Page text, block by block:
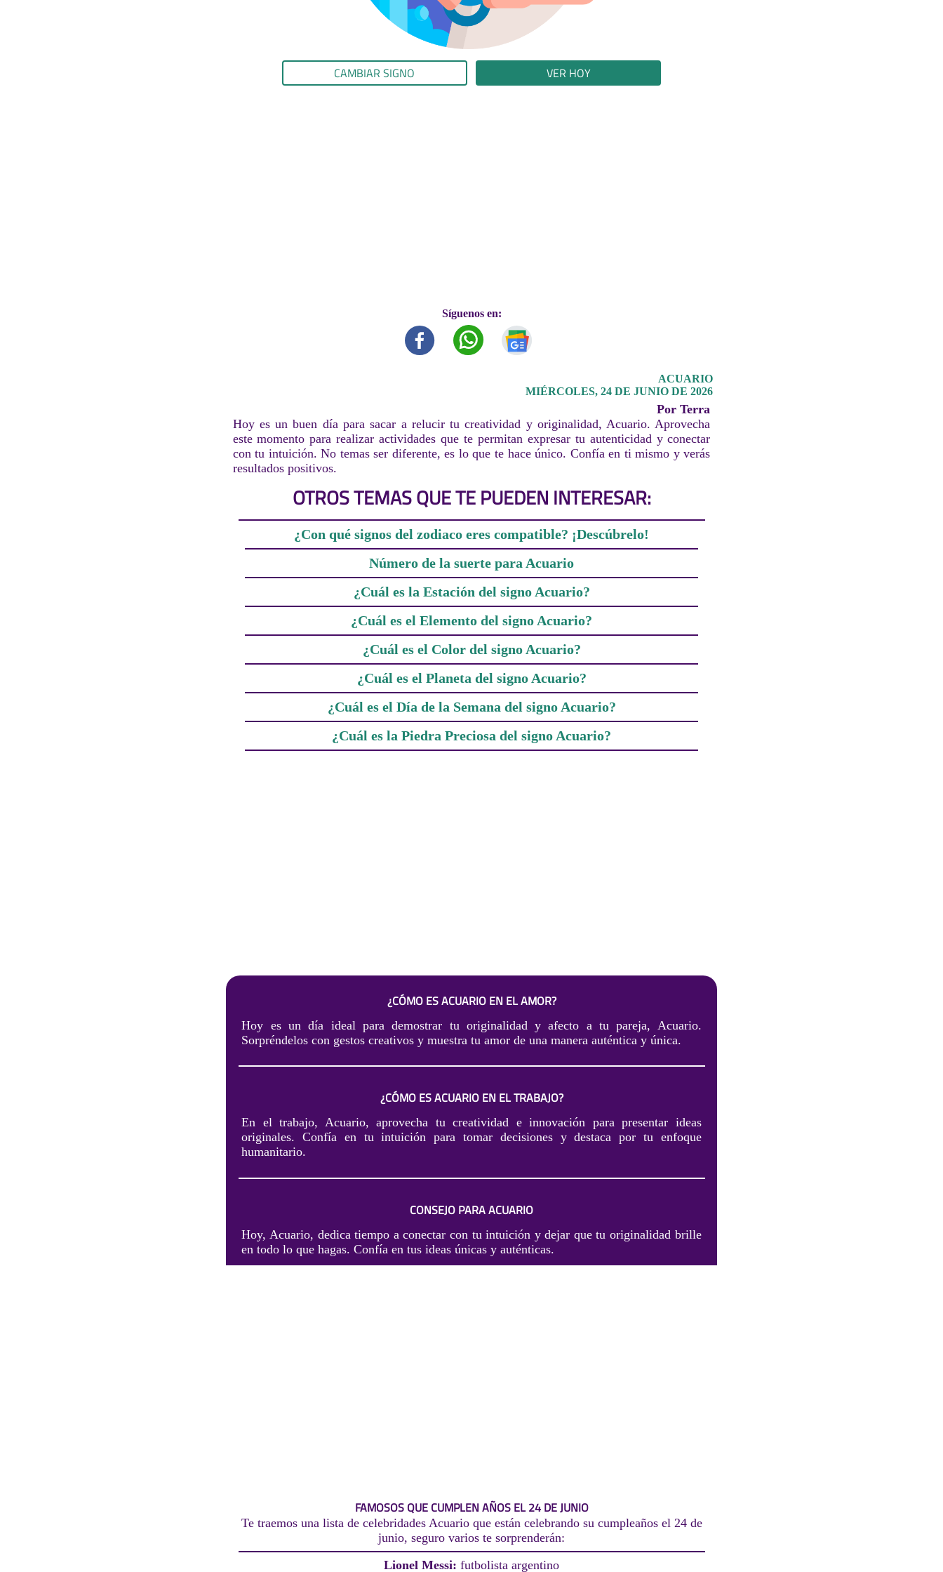
CAMBIAR SIGNO VER HOY
Síguenos en:
ACUARIO
MIÉRCOLES, 24 DE JUNIO DE 2026
Por Terra
Hoy es un buen día para sacar a relucir tu creatividad y originalidad, Acuario. Aprovecha
este momento para realizar actividades que te permitan expresar tu autenticidad y conectar
con tu intuición. No temas ser diferente, es lo que te hace único. Confía en ti mismo y verás
resultados positivos.
OTROS TEMAS QUE TE PUEDEN INTERESAR:
¿Con qué signos del zodiaco eres compatible? ¡Descúbrelo!
Número de la suerte para Acuario
¿Cuál es la Estación del signo Acuario?
¿Cuál es el Elemento del signo Acuario?
¿Cuál es el Color del signo Acuario?
¿Cuál es el Planeta del signo Acuario?
¿Cuál es el Día de la Semana del signo Acuario?
¿Cuál es la Piedra Preciosa del signo Acuario?
¿CÓMO ES ACUARIO EN EL AMOR?
Hoy es un día ideal para demostrar tu originalidad y afecto a tu pareja, Acuario.
Sorpréndelos con gestos creativos y muestra tu amor de una manera auténtica y única.
¿CÓMO ES ACUARIO EN EL TRABAJO?
En el trabajo, Acuario, aprovecha tu creatividad e innovación para presentar ideas
originales. Confía en tu intuición para tomar decisiones y destaca por tu enfoque
humanitario.
CONSEJO PARA ACUARIO
Hoy, Acuario, dedica tiempo a conectar con tu intuición y dejar que tu originalidad brille
en todo lo que hagas. Confía en tus ideas únicas y auténticas.
FAMOSOS QUE CUMPLEN AÑOS EL 24 DE JUNIO
Te traemos una lista de celebridades Acuario que están celebrando su cumpleaños el 24 de
junio, seguro varios te sorprenderán:
Lionel Messi: futbolista argentino